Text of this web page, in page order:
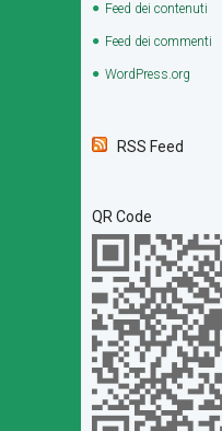
Feed dei contenuti
Feed dei commenti
WordPress.org
RSS Feed
QR Code